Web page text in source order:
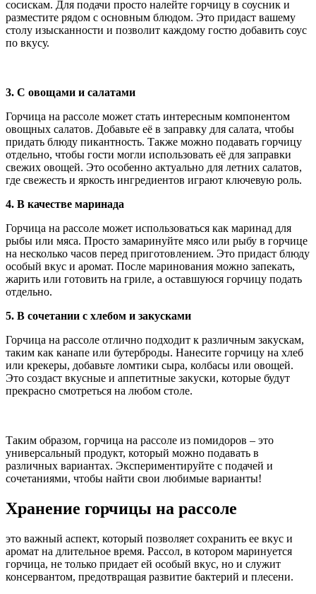
сосискам. Для подачи просто налейте горчицу в соусник и
разместите рядом с основным блюдом. Это придаст вашему
столу изысканности и позволит каждому гостю добавить соус
по вкусу.
3. С овощами и салатами
Горчица на рассоле может стать интересным компонентом
овощных салатов. Добавьте её в заправку для салата, чтобы
придать блюду пикантность. Также можно подавать горчицу
отдельно, чтобы гости могли использовать её для заправки
свежих овощей. Это особенно актуально для летних салатов,
где свежесть и яркость ингредиентов играют ключевую роль.
4. В качестве маринада
Горчица на рассоле может использоваться как маринад для
рыбы или мяса. Просто замаринуйте мясо или рыбу в горчице
на несколько часов перед приготовлением. Это придаст блюду
особый вкус и аромат. После маринования можно запекать,
жарить или готовить на гриле, а оставшуюся горчицу подать
отдельно.
5. В сочетании с хлебом и закусками
Горчица на рассоле отлично подходит к различным закускам,
таким как канапе или бутерброды. Нанесите горчицу на хлеб
или крекеры, добавьте ломтики сыра, колбасы или овощей.
Это создаст вкусные и аппетитные закуски, которые будут
прекрасно смотреться на любом столе.
Таким образом, горчица на рассоле из помидоров – это
универсальный продукт, который можно подавать в
различных вариантах. Экспериментируйте с подачей и
сочетаниями, чтобы найти свои любимые варианты!
Хранение горчицы на рассоле
это важный аспект, который позволяет сохранить ее вкус и
аромат на длительное время. Рассол, в котором маринуется
горчица, не только придает ей особый вкус, но и служит
консервантом, предотвращая развитие бактерий и плесени.